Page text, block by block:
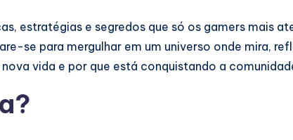
estratégias e segredos que só os gamers mais
se para mergulhar em um universo onde mira,
vida e por que está conquistando a